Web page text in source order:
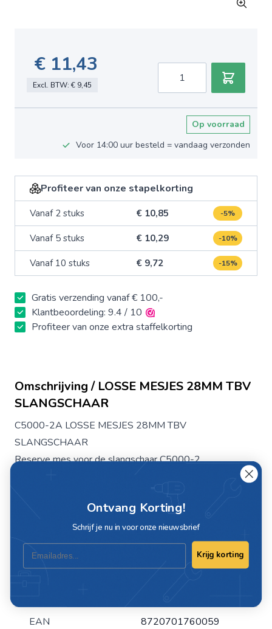
€ 11,43
Excl. BTW: € 9,45
Op voorraad
Voor 14:00 uur besteld = vandaag verzonden
Profiteer van onze stapelkorting
Vanaf 2 stuks € 10,85 -5%
Vanaf 5 stuks € 10,29 -10%
Vanaf 10 stuks € 9,72 -15%
Gratis verzending vanaf € 100,-
Klantbeoordeling: 9.4 / 10
Profiteer van onze extra staffelkorting
Omschrijving / LOSSE MESJES 28MM TBV
SLANGSCHAAR
C5000-2A LOSSE MESJES 28MM TBV
SLANGSCHAAR
Reserve mes voor de slangschaar C5000-2
Afstand bevestiging hart op hart gemeten: 20 mm
Specificaties
EAN 8720701760059
Ontvang Korting!
Schrijf je nu in voor onze nieuwsbrief
Email
Krijg korting